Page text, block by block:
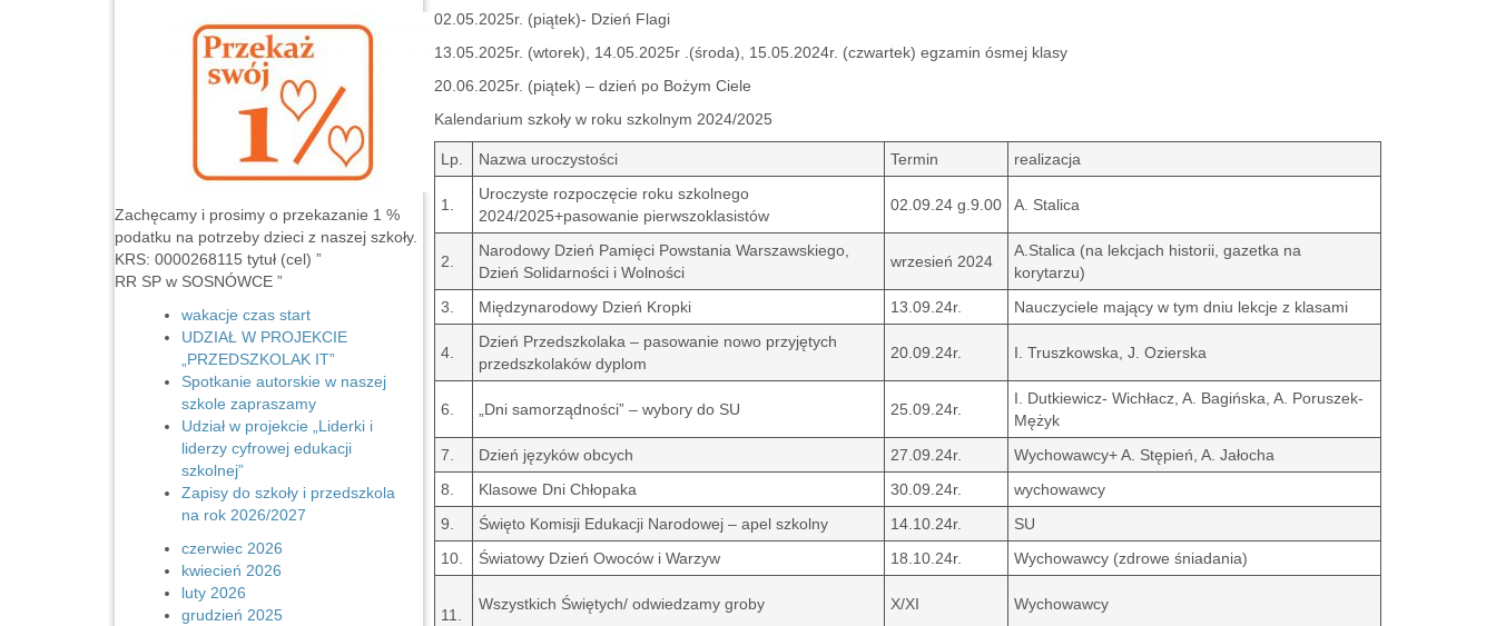
Zachęcamy i prosimy o przekazanie 1 %
podatku na potrzeby dzieci z naszej szkoły.
KRS: 0000268115 tytuł (cel) ”
RR SP w SOSNÓWCE ”
wakacje czas start
UDZIAŁ W PROJEKCIE
„PRZEDSZKOLAK IT”
Spotkanie autorskie w naszej
szkole zapraszamy
Udział w projekcie „Liderki i
liderzy cyfrowej edukacji
szkolnej”
Zapisy do szkoły i przedszkola
na rok 2026/2027
czerwiec 2026
kwiecień 2026
luty 2026
grudzień 2025
02.05.2025r. (piątek)- Dzień Flagi
13.05.2025r. (wtorek), 14.05.2025r .(środa), 15.05.2024r. (czwartek) egzamin ósmej klasy
20.06.2025r. (piątek) – dzień po Bożym Ciele
Kalendarium szkoły w roku szkolnym 2024/2025
Lp. Nazwa uroczystości Termin realizacja
1.
Uroczyste rozpoczęcie roku szkolnego
2024/2025+pasowanie pierwszoklasistów
02.09.24 g.9.00 A. Stalica
2.
Narodowy Dzień Pamięci Powstania Warszawskiego,
Dzień Solidarności i Wolności
wrzesień 2024
A.Stalica (na lekcjach historii, gazetka na
korytarzu)
3.
Międzynarodowy Dzień Kropki 13.09.24r. Nauczyciele mający w tym dniu lekcje z klasami
4.
Dzień Przedszkolaka – pasowanie nowo przyjętych
przedszkolaków dyplom
20.09.24r. I. Truszkowska, J. Ozierska
6. „Dni samorządności” – wybory do SU 25.09.24r.
I. Dutkiewicz- Wichłacz, A. Bagińska, A. Poruszek-
Mężyk
7.
Dzień języków obcych 27.09.24r.
Wychowawcy+ A. Stępień, A. Jałocha
8.
Klasowe Dni Chłopaka 30.09.24r.
wychowawcy
9.
Święto Komisji Edukacji Narodowej – apel szkolny 14.10.24r.
SU
10.
Światowy Dzień Owoców i Warzyw 18.10.24r. Wychowawcy (zdrowe śniadania)
11.
Wszystkich Świętych/ odwiedzamy groby X/XI Wychowawcy